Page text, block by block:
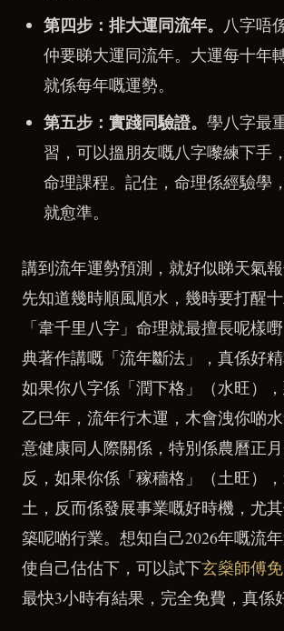
第四步：排大運同流年。 八字唔
仲要睇大運同流年。大運每十年
就係每年嘅運勢。
第五步：實踐同驗證。 學八字最
習，可以搵朋友嘅八字嚟練下手
命理課程。記住，命理係經驗學
就愈準。
講到流年運勢預測，就好似睇天氣
先知道幾時順風順水，幾時要打醒十
「韋千里八字」命理就最擅長呢樣
典著作講嘅「流年斷法」，真係好精
如果你八字係「潤下格」（水旺）
乙巳年，流年行木運，木會洩你啲
意健康同人際關係，特別係農曆正
反，如果你係「稼穡格」（土旺）
土，反而係發展事業嘅好時機，尤
築呢啲行業。想知自己2026年嘅流
使自己估估下，可以試下玄燊師傅
最快3小時有結果，完全免費，真係